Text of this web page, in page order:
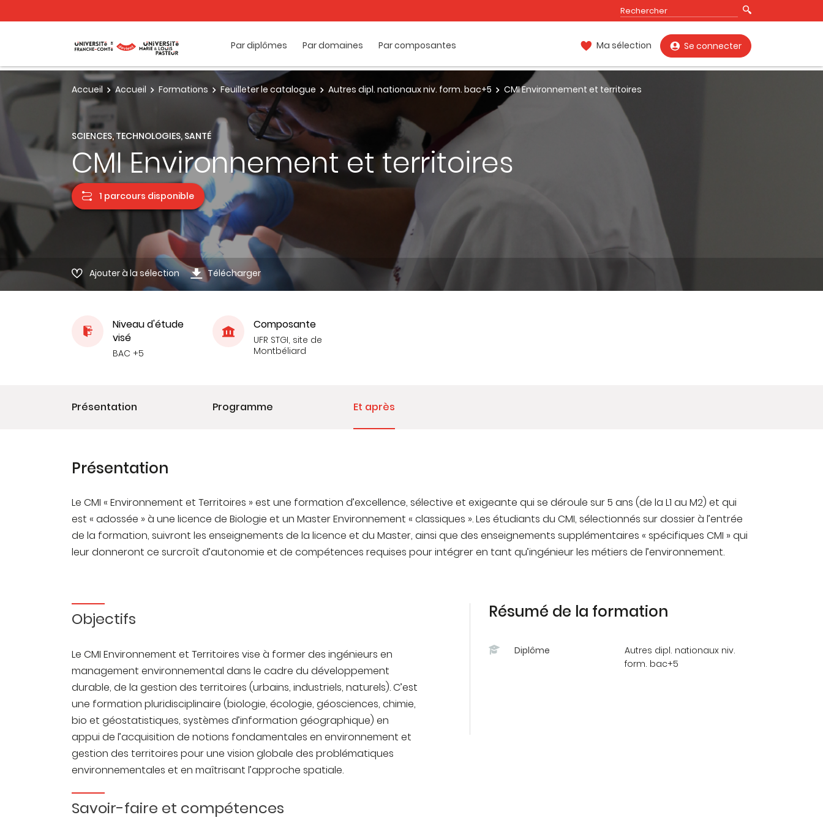
Par diplômes Par domaines Par composantes Ma sélection Se connecter
Accueil Accueil Formations Feuilleter le catalogue Autres dipl. nationaux niv. form. bac+5 CMI Environnement et territoires
SCIENCES, TECHNOLOGIES, SANTÉ
CMI Environnement et territoires
1 parcours disponible
Ajouter à la sélection Télécharger
Niveau d'étude
visé
BAC +5
Composante
UFR STGI, site de
Montbéliard
Présentation Programme Et après
Présentation
Le CMI « Environnement et Territoires » est une formation d’excellence, sélective et exigeante qui se déroule sur 5 ans (de la L1 au M2) et qui
est « adossée » à une licence de Biologie et un Master Environnement « classiques ». Les étudiants du CMI, sélectionnés sur dossier à l’entrée
de la formation, suivront les enseignements de la licence et du Master, ainsi que des enseignements supplémentaires « spécifiques CMI » qui
leur donneront ce surcroît d’autonomie et de compétences requises pour intégrer en tant qu’ingénieur les métiers de l’environnement.
Objectifs
Le CMI Environnement et Territoires vise à former des ingénieurs en
management environnemental dans le cadre du développement
durable, de la gestion des territoires (urbains, industriels, naturels). C’est
une formation pluridisciplinaire (biologie, écologie, géosciences, chimie,
bio et géostatistiques, systèmes d’information géographique) en
appui de l’acquisition de notions fondamentales en environnement et
gestion des territoires pour une vision globale des problématiques
environnementales et en maîtrisant l’approche spatiale.
Savoir-faire et compétences
Résumé de la formation
Diplôme
Autres dipl. nationaux niv.
form. bac+5